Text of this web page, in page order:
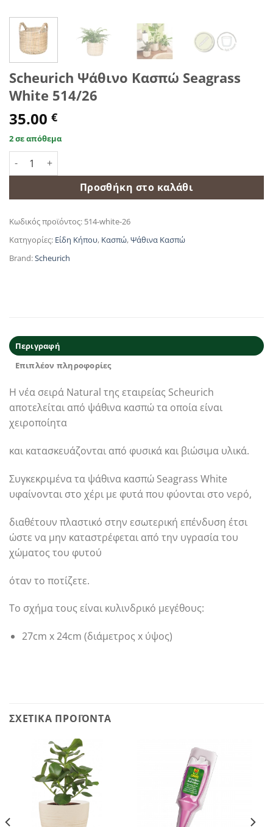
Scheurich Ψάθινο Κασπώ Seagrass
White 514/26
35.00 €
2 σε απόθεμα
Scheurich Ψάθινο Κασπώ Seagrass White 514/26 ποσότητα
Προσθήκη στο καλάθι
Κωδικός προϊόντος: 514-white-26
Κατηγορίες: Είδη Κήπου, Κασπώ,Ψάθινα Κασπώ
Brand:Scheurich
Περιγραφή
Επιπλέον πληροφορίες
Η νέα σειρά Natural της εταιρείας Scheurich
αποτελείται από ψάθινα κασπώ τα οποία είναι
χειροποίητα
και κατασκευάζονται από φυσικά και βιώσιμα υλικά.
Συγκεκριμένα τα ψάθινα κασπώ Seagrass White
υφαίνονται στο χέρι με φυτά που φύονται στο νερό,
διαθέτουν πλαστικό στην εσωτερική επένδυση έτσι
ώστε να μην καταστρέφεται από την υγρασία του
χώματος του φυτού
όταν το ποτίζετε.
Το σχήμα τους είναι κυλινδρικό μεγέθους:
27cm x 24cm (διάμετρος x ύψος)
ΣΧΕΤΙΚΆ ΠΡΟΪΌΝΤΑ